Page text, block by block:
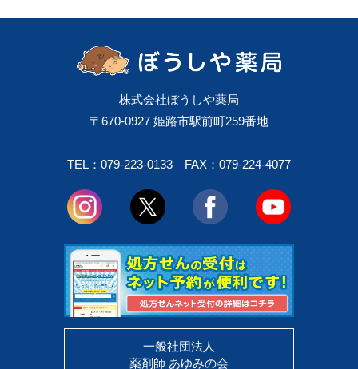
株式会社ぼうしや薬局
〒670-0927 姫路市駅前町259番地
TEL：079-223-0133 FAX：079-224-4077
一般社団法人
薬剤師 あゆみの会